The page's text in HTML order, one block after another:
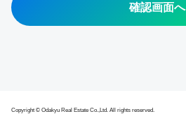
確認画面へ
Copyright © Odakyu Real Estate Co.,Ltd. All rights reserved.